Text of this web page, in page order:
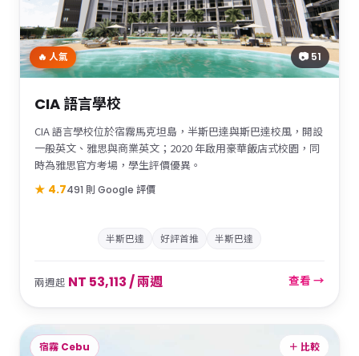
📷 51
🔥 人氣
CIA 語言學校
CIA 語言學校位於宿霧馬克坦島，半斯巴達與斯巴達校風，開設
一般英文、雅思與商業英文；2020 年啟用豪華飯店式校園，同
時為雅思官方考場，學生評價優異。
★ 4.7491 則 Google 評價
半斯巴達 好評首推 半斯巴達
兩週起 NT 53,113 / 兩週 查看 →
宿霧 Cebu ＋ 比較